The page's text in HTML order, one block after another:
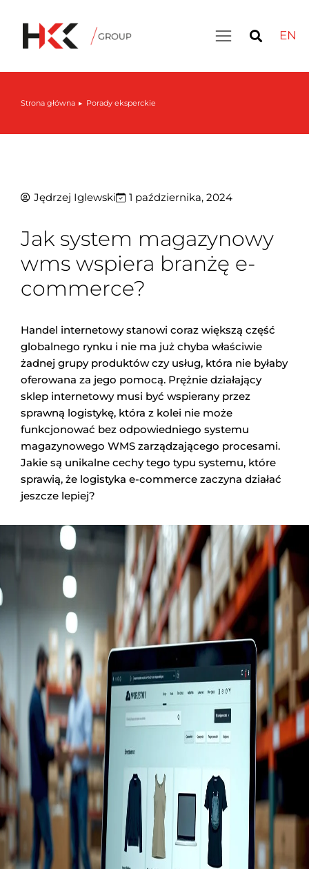
EN
Jesteś tutaj:
Strona główna Porady eksperckie
Jędrzej Iglewski 1 października, 2024
Jak system magazynowy
wms wspiera branżę e-
commerce?
Handel internetowy stanowi coraz większą część
globalnego rynku i nie ma już chyba właściwie
żadnej grupy produktów czy usług, która nie byłaby
oferowana za jego pomocą. Prężnie działający
sklep internetowy musi być wspierany przez
sprawną logistykę, która z kolei nie może
funkcjonować bez odpowiedniego systemu
magazynowego WMS zarządzającego procesami.
Jakie są unikalne cechy tego typu systemu, które
sprawią, że logistyka e-commerce zaczyna działać
jeszcze lepiej?